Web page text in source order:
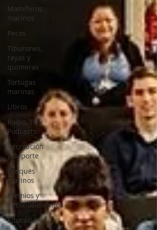
Mamíferos
marinos
Peces
Tiburones,
rayas y
quimeras
Tortugas
marinas
Libros
Radio, TV y
Podcasts
Recreación
y deporte
Bosques
marinos
Premios y
Reconocimientos
Educación